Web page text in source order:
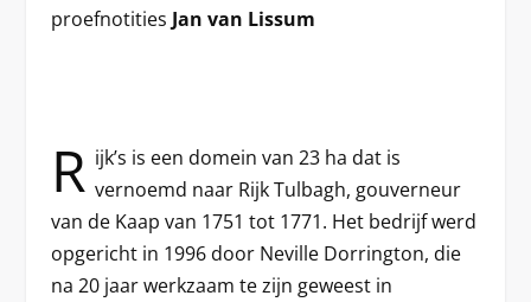
proefnotities Jan van Lissum
R ijk’s is een domein van 23 ha dat is
vernoemd naar Rijk Tulbagh, gouverneur
van de Kaap van 1751 tot 1771. Het bedrijf werd
opgericht in 1996 door Neville Dorrington, die
na 20 jaar werkzaam te zijn geweest in